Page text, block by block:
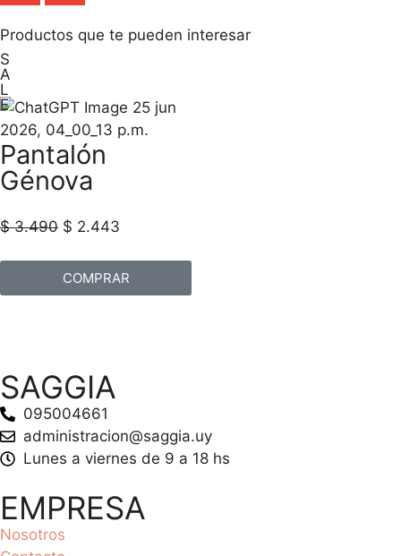
Productos que te pueden interesar
S
A
L
E
Pantalón
Génova
$3.490 $ 2.443
COMPRAR
SAGGIA
095004661
administracion@saggia.uy
Lunes a viernes de 9 a 18 hs
EMPRESA
Nosotros